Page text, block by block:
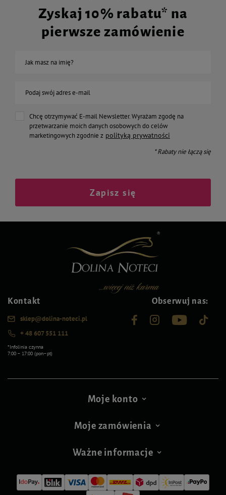
Zyskaj 10% rabatu* na
pierwsze zamówienie
Jak masz na imię?
Podaj swój adres e-mail
Chcę otrzymywać E-mail Newsletter. Wyrażam zgodę na
przetwarzanie moich danych osobowych do celów
marketingowych zgodnie z polityką prywatności
* Rabaty nie łączą się
Zapisz się
Kontakt
sklep@dolina-noteci.pl
+ 48 607 551 111
*Infolinia czynna
7:00 – 17:00 (pon–pt)
Obserwuj nas:
Moje konto
Moje zamówienia
Ważne informacje